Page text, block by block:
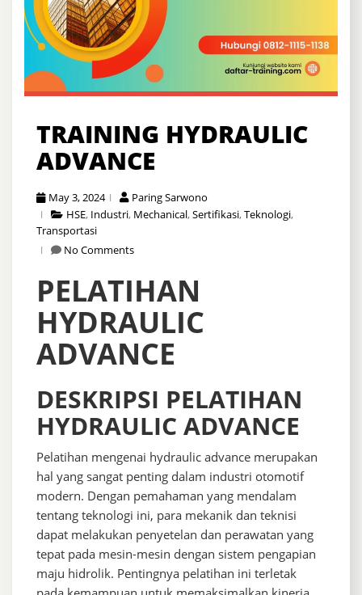
TRAINING HYDRAULIC
ADVANCE
May 3, 2024
Paring Sarwono
HSE, Industri, Mechanical,Sertifikasi,Teknologi,
Transportasi
No Comments
PELATIHAN
HYDRAULIC
ADVANCE
DESKRIPSI PELATIHAN
HYDRAULIC ADVANCE
Pelatihan mengenai hydraulic advance merupakan
hal yang sangat penting dalam industri otomotif
modern. Dengan pemahaman yang mendalam
tentang teknologi ini, para mekanik dan teknisi
dapat melakukan penyetelan dan perawatan yang
tepat pada mesin-mesin dengan sistem pengapian
maju hidrolik. Pentingnya pelatihan ini terletak